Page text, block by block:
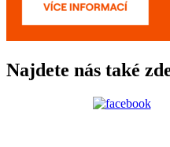
Najdete nás také